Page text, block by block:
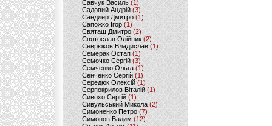
Савчук Василь (1)
Садовий Андрій (3)
Сандлер Дмитро(1)
Сапожко Ігор(1)
Святаш Дмитро (2)
Святослав Олійник (2)
Севрюков Владислав (1)
Семерак Остап (1)
Семочко Сергій (3)
Семченко Ольга (1)
Сенченко Сергій(1)
Середюк Олексій(1)
Серпокрилов Віталій(1)
Сивохо Сергій(1)
Сивульський Микола(2)
Симоненко Петро(7)
Симонов Вадим (12)